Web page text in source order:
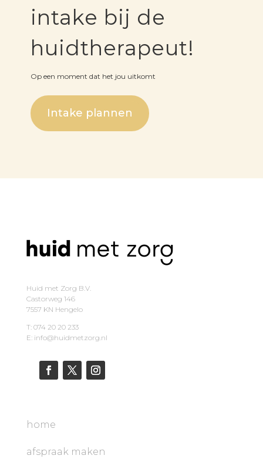
intake bij de
huidtherapeut!
Op een moment dat het jou uitkomt
Intake plannen
Huid met Zorg B.V.
Castorweg 146
7557 KN Hengelo
T: 074 20 20 233
E: info@huidmetzorg.nl
home
afspraak maken